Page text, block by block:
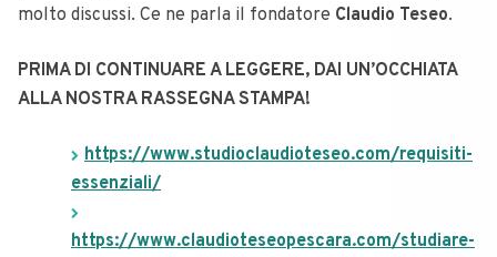
molto discussi. Ce ne parla il fondatore Claudio Teseo.
PRIMA DI CONTINUARE A LEGGERE, DAI UN’OCCHIATA
ALLA NOSTRA RASSEGNA STAMPA!
https://www.studioclaudioteseo.com/requisiti-
essenziali/
https://www.claudioteseopescara.com/studiare-